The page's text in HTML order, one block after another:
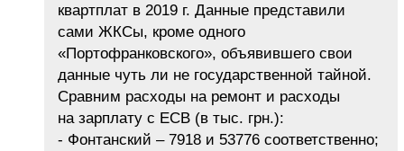
квартплат в 2019 г. Данные представили
сами ЖКСы, кроме одного
«Портофранковского», объявившего свои
данные чуть ли не государственной тайной.
Сравним расходы на ремонт и расходы
на зарплату с ЕСВ (в тыс. грн.):
- Фонтанский – 7918 и 53776 соответственно;